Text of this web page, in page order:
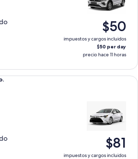
$50
impuestos y cargos incluidos
$50 per day
precio hace 11 horas
$81
impuestos y cargos incluidos